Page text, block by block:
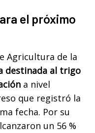
el próximo
Agricultura de la
destinada al trigo
a nivel
que registró la
fecha. Por su
un 56 %